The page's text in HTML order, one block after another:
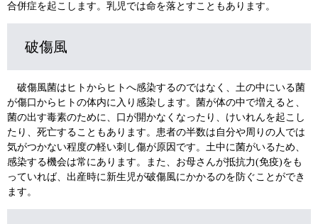
合併症を起こします。乳児では命を落とすこともあります。
破傷風
破傷風菌はヒトからヒトへ感染するのではなく、土の中にいる菌
が傷口からヒトの体内に入り感染します。菌が体の中で増えると、
菌の出す毒素のために、口が開かなくなったり、けいれんを起こし
たり、死亡することもあります。患者の半数は自分や周りの人では
気がつかない程度の軽い刺し傷が原因です。土中に菌がいるため、
感染する機会は常にあります。また、お母さんが抵抗力(免疫)をも
っていれば、出産時に新生児が破傷風にかかるのを防ぐことができ
ます。